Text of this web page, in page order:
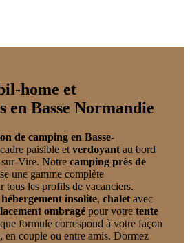
home et
en Basse Normandie
de camping en Basse-
paisible et verdoyant au bord
Vire. Notre camping près de
une gamme complète
tous les profils de vacanciers.
hébergement insolite, chalet avec
ombragé pour votre tente
formule correspond à votre façon
en couple ou entre amis. Dormez